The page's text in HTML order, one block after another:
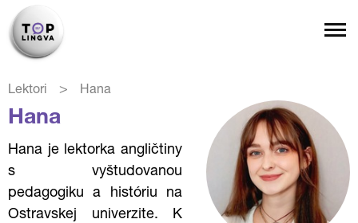
Lektori > Hana
Hana
Hana je lektorka angličtiny
s vyštudovanou
pedagogiku a históriu na
Ostravskej univerzite. K